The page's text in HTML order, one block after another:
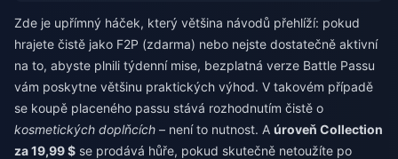
Zde je upřímný háček, který většina návodů přehlíží: pokud
hrajete čistě jako F2P (zdarma) nebo nejste dostatečně aktivní
na to, abyste plnili týdenní mise, bezplatná verze Battle Passu
vám poskytne většinu praktických výhod. V takovém případě
se koupě placeného passu stává rozhodnutím čistě o
kosmetických doplňcích – není to nutnost. A úroveň Collection
za 19,99 $ se prodává hůře, pokud skutečně netoužíte po